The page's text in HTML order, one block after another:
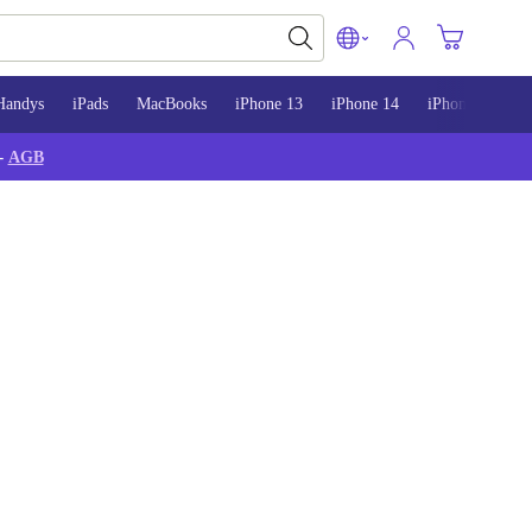
iPads MacBooks iPhone 13 iPhone 14 iPhone 15
AGB